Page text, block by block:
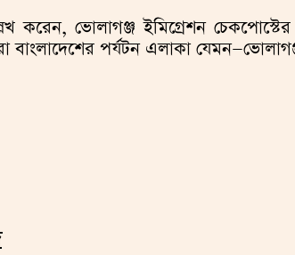
করেন, ভোলাগঞ্জ ইমিগ্রেশন
বাংলাদেশের পর্যটন এলাকা